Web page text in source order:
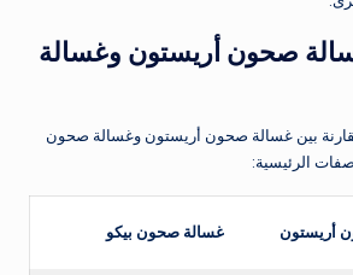
صحون أريستون وغسالة
بين غسالة صحون أريستون وغسالة صحون
الرئيسية:
أريستون غسالة صحون بيكو